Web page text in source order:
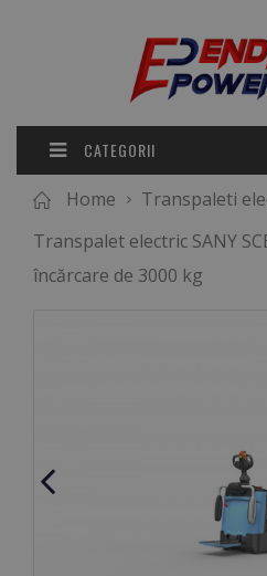
CATEGORII
Home
Transpaleti
Transpalet electric SANY
încărcare de 3000 kg